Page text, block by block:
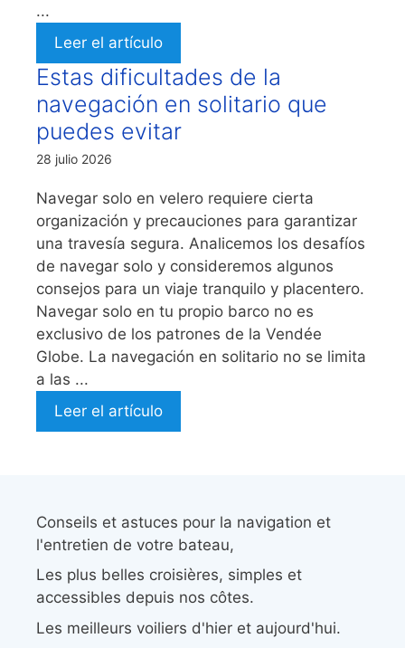
...
Leer el artículo
Estas dificultades de la
navegación en solitario que
puedes evitar
28 julio 2026
Navegar solo en velero requiere cierta
organización y precauciones para garantizar
una travesía segura. Analicemos los desafíos
de navegar solo y consideremos algunos
consejos para un viaje tranquilo y placentero.
Navegar solo en tu propio barco no es
exclusivo de los patrones de la Vendée
Globe. La navegación en solitario no se limita
a las ...
Leer el artículo
Conseils et astuces pour la navigation et
l'entretien de votre bateau,
Les plus belles croisières, simples et
accessibles depuis nos côtes.
Les meilleurs voiliers d'hier et aujourd'hui.